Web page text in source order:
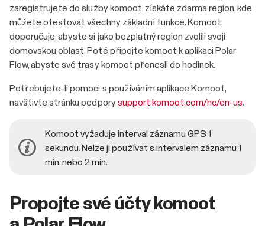
zaregistrujete do služby komoot, získáte zdarma region, kde
můžete otestovat všechny základní funkce. Komoot
doporučuje, abyste si jako bezplatný region zvolili svoji
domovskou oblast. Poté připojte komoot k aplikaci Polar
Flow, abyste své trasy komoot přenesli do hodinek.
Potřebujete-li pomoci s používáním aplikace Komoot,
navštivte stránku podporysupport.komoot.com/hc/en-us.
Komoot vyžaduje interval záznamu GPS 1
sekundu. Nelze ji používat s intervalem záznamu 1
min. nebo 2 min.
Propojte své účty komoot